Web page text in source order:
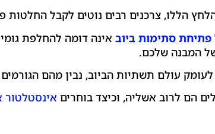
הללו, צרכנים רבים נוטים לקבל החלטות
פתיחת סתימות ביוב אינה דומה להחלפת
המבנה שלכם.
לעומק עולם תשתיות הביוב, נבין מהם
הם לרוב אשליה, וכיצד בוחרים